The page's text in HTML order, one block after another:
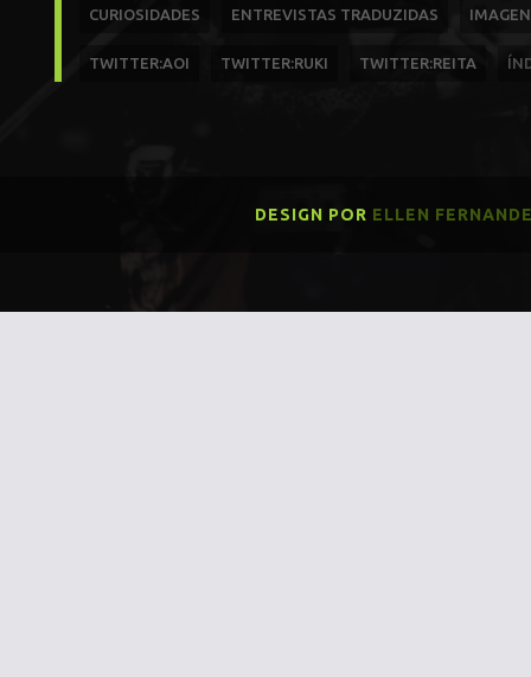
CURIOSIDADES ENTREVISTAS TRADUZIDAS
TWITTER:AOI TWITTER:RUKI TWITTER:REITA
DESIGN POR ELLEN